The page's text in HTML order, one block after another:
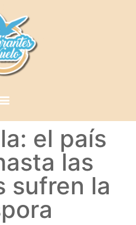
el país
las
sufren la